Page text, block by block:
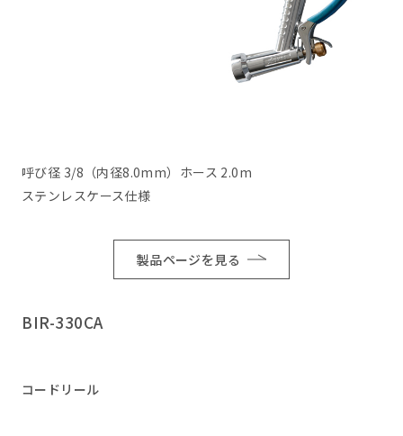
呼び径 3/8（内径8.0mm）ホース 2.0m
ステンレスケース仕様
製品ページを見る
BIR-330CA
コードリール